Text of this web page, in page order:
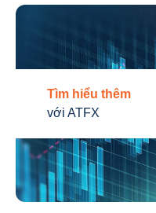
Tìm hiểu thêm
với ATFX